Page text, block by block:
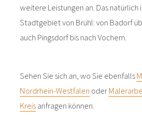
weitere Leistungen an. Das natürlich
Stadtgebiet von Brühl: von Badorf
auch Pingsdorf bis nach Vochem.
Sehen Sie sich an, wo Sie ebenfalls
Nordrhein-Westfalen oder
Kreisanfragen können.